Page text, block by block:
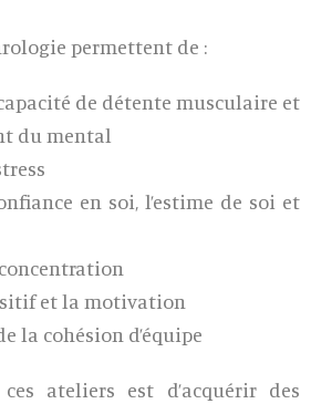
permettent de :
de détente musculaire et
du mental
en soi, l’estime de soi et
et la motivation
la cohésion d’équipe
ateliers est d’acquérir des